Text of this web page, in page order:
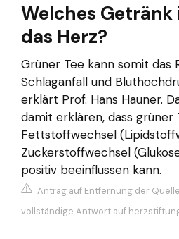
Welches
das Herz?
Grüner Tee kann somit das
Schlaganfall und
erklärt Prof. Hans Hauner.
damit erklären, dass grüner
Fettstoffwechsel
Zuckerstoffwechsel
positiv beeinflussen kann.
Antrag auf Entfernung der Quelle
vollständige Antwort auf